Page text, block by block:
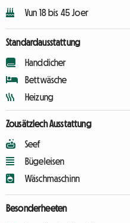
Vun 18 bis 45 Joer
Standardausstattung
Handdicher
Bettwäsche
Heizung
Zousätzlech Ausstattung
Seef
Bügeleisen
Wäschmaschinn
Besonderheeten